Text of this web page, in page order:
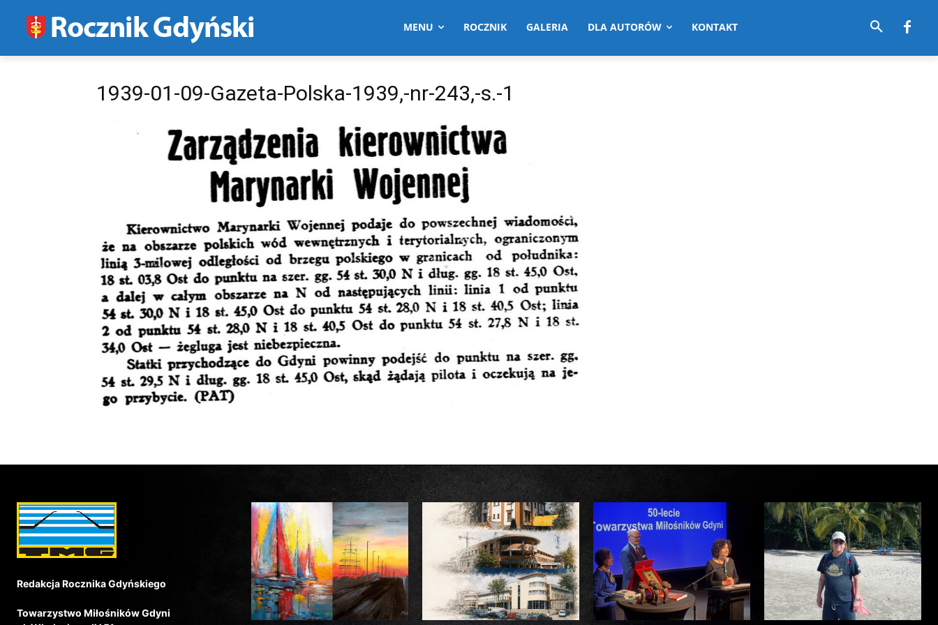
MENU ROCZNIK GALERIA DLA AUTORÓW KONTAKT
1939-01-09-Gazeta-Polska-1939,-nr-243,-s.-1
Redakcja Rocznika Gdyńskiego
Towarzystwo Miłośników Gdyni